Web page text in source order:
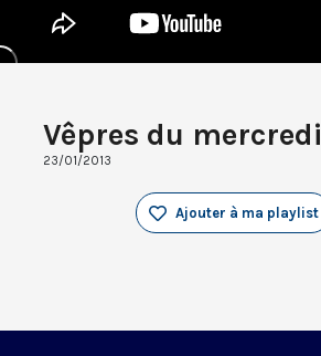
Vêpres du mercredi
23/01/2013
Ajouter à ma playlist